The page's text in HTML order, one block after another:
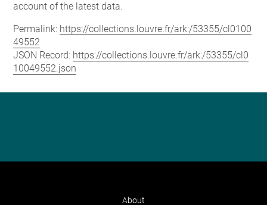
account of the latest data.
Permalink: https://collections.louvre.fr/ark:/53355/cl0100
49552
JSON Record: https://collections.louvre.fr/ark:/53355/cl0
10049552.json
About